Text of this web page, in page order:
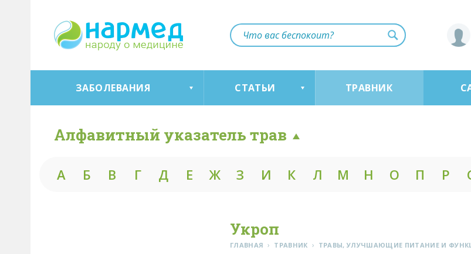
ЗАБОЛЕВАНИЯ СТАТЬИ ТРАВНИК
Алфавитный указатель трав
А Б В Г Д Е Ж З И К Л М Н О П Р
Укроп
ГЛАВНАЯ › ТРАВНИК › ТРАВЫ, УЛУЧШАЮЩИЕ ПИТАНИЕ И